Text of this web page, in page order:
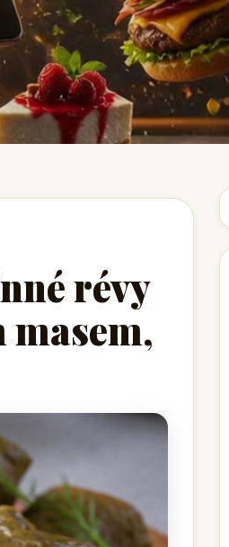
révy
masem,